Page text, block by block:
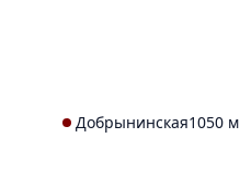
Добрынинская1050 м